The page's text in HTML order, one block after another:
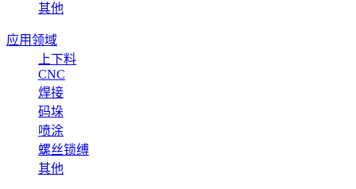
其他
应用领域
上下料
CNC
焊接
码垛
喷涂
螺丝锁缚
其他